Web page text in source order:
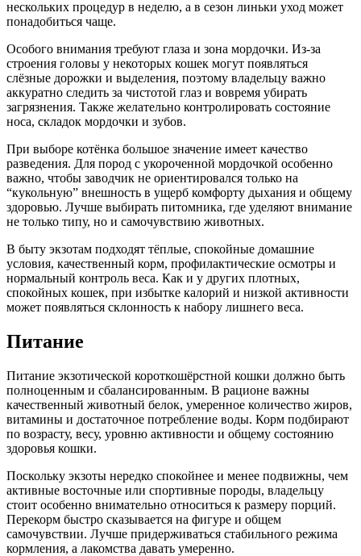
нескольких процедур в неделю, а в сезон линьки уход может
понадобиться чаще.
Особого внимания требуют глаза и зона мордочки. Из-за
строения головы у некоторых кошек могут появляться
слёзные дорожки и выделения, поэтому владельцу важно
аккуратно следить за чистотой глаз и вовремя убирать
загрязнения. Также желательно контролировать состояние
носа, складок мордочки и зубов.
При выборе котёнка большое значение имеет качество
разведения. Для пород с укороченной мордочкой особенно
важно, чтобы заводчик не ориентировался только на
“кукольную” внешность в ущерб комфорту дыхания и общему
здоровью. Лучше выбирать питомника, где уделяют внимание
не только типу, но и самочувствию животных.
В быту экзотам подходят тёплые, спокойные домашние
условия, качественный корм, профилактические осмотры и
нормальный контроль веса. Как и у других плотных,
спокойных кошек, при избытке калорий и низкой активности
может появляться склонность к набору лишнего веса.
Питание
Питание экзотической короткошёрстной кошки должно быть
полноценным и сбалансированным. В рационе важны
качественный животный белок, умеренное количество жиров,
витамины и достаточное потребление воды. Корм подбирают
по возрасту, весу, уровню активности и общему состоянию
здоровья кошки.
Поскольку экзоты нередко спокойнее и менее подвижны, чем
активные восточные или спортивные породы, владельцу
стоит особенно внимательно относиться к размеру порций.
Перекорм быстро сказывается на фигуре и общем
самочувствии. Лучше придерживаться стабильного режима
кормления, а лакомства давать умеренно.